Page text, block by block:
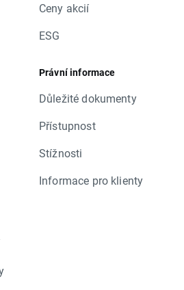
Ceny akcií
ESG
Právní informace
Důležité dokumenty
Přístupnost
Stížnosti
Informace pro klienty